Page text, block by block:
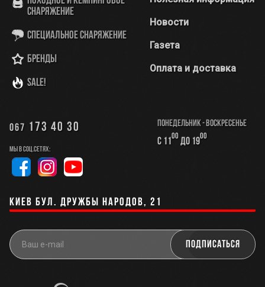
снаряжение
Специальное снаряжение
Бренды
SALE!
Новости
Газета
Оплата и доставка
067 173 40 30
Мы в соц.сетях:
Понедельник - Воскресенье
с 1100 до 1900
Киев бул. Дружбы Народов, 21